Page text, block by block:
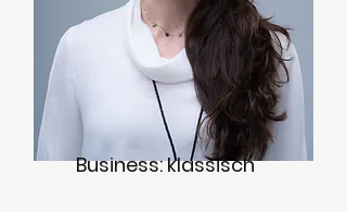
Business: klassisch